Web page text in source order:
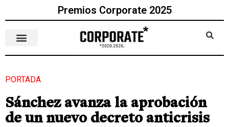
Premios Corporate 2025
PORTADA
Sánchez avanza la aprobación
de un nuevo decreto anticrisis